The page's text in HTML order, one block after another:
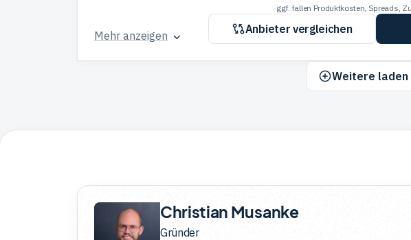
Mehr anzeigen
ggf. fallen Produktkosten, Spreads,
Anbieter vergleichen
Weitere laden
Christian Musanke
Gründer